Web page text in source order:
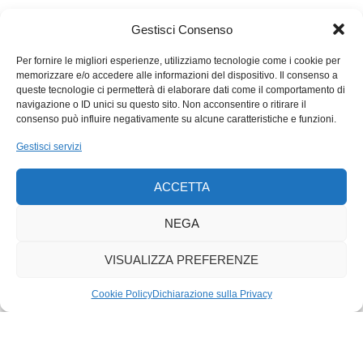
Gestisci Consenso
Per fornire le migliori esperienze, utilizziamo tecnologie come i cookie per
memorizzare e/o accedere alle informazioni del dispositivo. Il consenso a
queste tecnologie ci permetterà di elaborare dati come il comportamento di
navigazione o ID unici su questo sito. Non acconsentire o ritirare il
consenso può influire negativamente su alcune caratteristiche e funzioni.
Gestisci servizi
ACCETTA
NEGA
VISUALIZZA PREFERENZE
Cookie PolicyDichiarazione sulla Privacy
la tecno-democrazia digitale, sottacendone i risvolti negativi, i
rischi e le fragilità in fatto di sicurezza e segretezza del voto.
Ma proprio l’esperienza elvetica insegna che democrazia
diretta e democrazia rappresentativa sono due piatti diversi
demonizzare la seconda genera effetti distorsivi
antidemocratici, tra cui la «dittatura della maggioranza»